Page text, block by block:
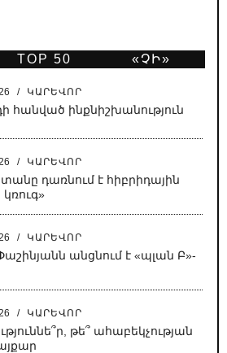
TOP 50
«ՉԻ»
/ ԿԱՐԵՎՈՐ
հանված ինքնիշխանություն
/ ԿԱՐԵՎՈՐ
դառնում է հիբրիդային
/ ԿԱՐԵՎՈՐ
անցնում է «պլան Բ»-
/ ԿԱՐԵՎՈՐ
թե՞ ահաբեկչության